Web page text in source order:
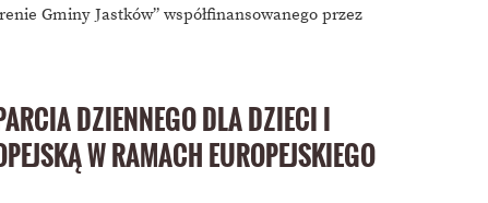
Gminy Jastków” współfinansowanego przez
DZIENNEGO DLA DZIECI I
W RAMACH EUROPEJSKIEGO